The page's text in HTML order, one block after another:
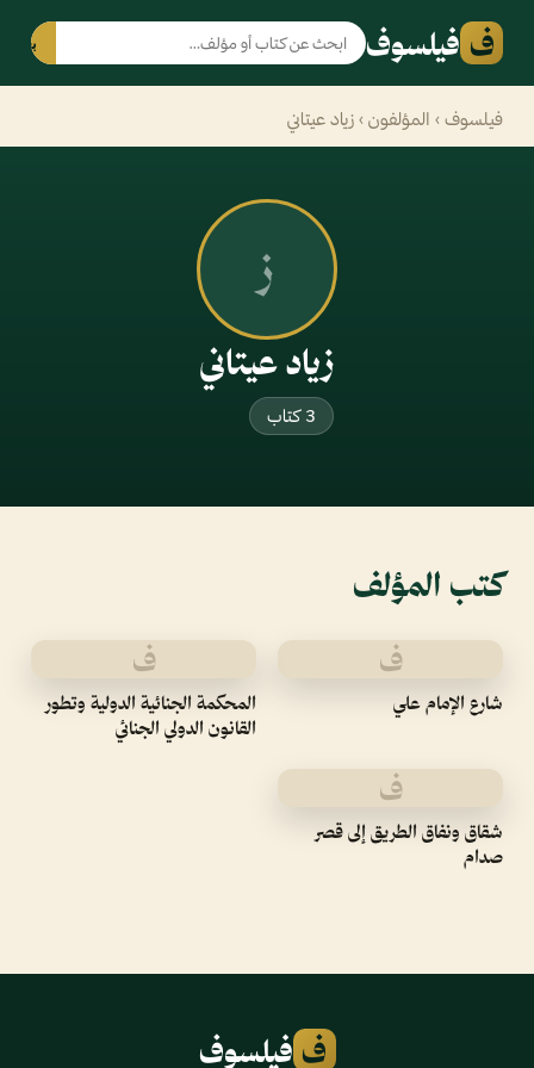
ف فيلسوف بحث
فيلسوف › المؤلفون › زياد عيتاني
ز
زياد عيتاني
3 كتاب
كتب المؤلف
ف
شارع الإمام علي
ف
المحكمة الجنائية الدولية وتطور
القانون الدولي الجنائي
ف
شقاق ونفاق الطريق إلى قصر
صدام
ف فيلسوف